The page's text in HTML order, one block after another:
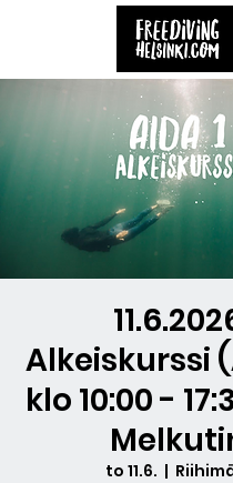
Alkeiskurssi
klo 10:00 -
to 11.6.
  |